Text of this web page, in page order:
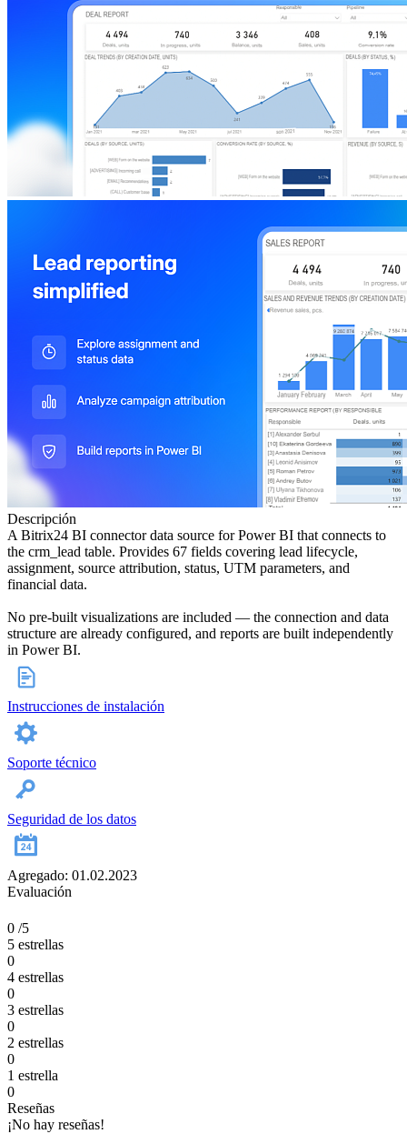
Descripción
A Bitrix24 BI connector data source for Power BI that connects to
the crm_lead table. Provides 67 fields covering lead lifecycle,
assignment, source attribution, status, UTM parameters, and
financial data.
No pre-built visualizations are included — the connection and data
structure are already configured, and reports are built independently
in Power BI.
Instrucciones de instalación
Soporte técnico
Seguridad de los datos
Agregado: 01.02.2023
Evaluación
0 /5
5 estrellas
0
4 estrellas
0
3 estrellas
0
2 estrellas
0
1 estrella
0
Reseñas
¡No hay reseñas!